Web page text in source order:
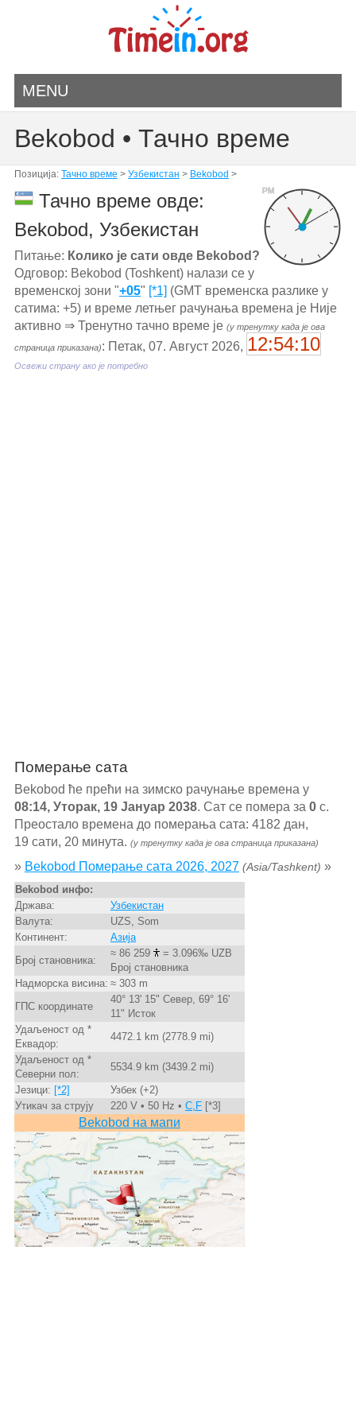
MENU
Bekobod • Тачно време
Позиција: Тачно време > Узбекистан > Bekobod >
PM
Тачно време овде:
Bekobod, Узбекистан
Питање: Колико је сати овде Bekobod?
Одговор: Bekobod (Toshkent) налази се у
временској зони "+05" [*1] (GMT временска разлике у
сатима: +5) и време летњег рачунања времена је Није
активно ⇒ Тренутно тачно време је (у тренутку када је ова
страница приказана): Петак, 07. Август 2026, 12:54:10
Освежи страну ако је потребно
Померање сата
Bekobod ће прећи на зимско рачунање времена у
08:14, Уторак, 19 Јануар 2038. Сат се помера за 0с.
Преостало времена до померања сата: 4182 дан,
19 сати, 20 минута. (у тренутку када је ова страница приказана)
» Bekobod Померање сата 2026, 2027 (Asia/Tashkent) »
Bekobod инфо:
Држава:
Узбекистан
Валута:
UZS, Som
Континент:
Азија
Број становника:
≈ 86 259
= 3.096‰ UZB
Број становника
Надморска висина: ≈ 303 m
ГПС координате
40° 13' 15" Север, 69° 16'
11" Исток
Удаљеност од *
Еквадор:
4472.1 km (2778.9 mi)
Удаљеност од *
Северни пол:
5534.9 km (3439.2 mi)
Језици: [*2]
Узбек (+2)
Утикач за струју
220 V • 50 Hz • C,F[*3]
Bekobod на мапи